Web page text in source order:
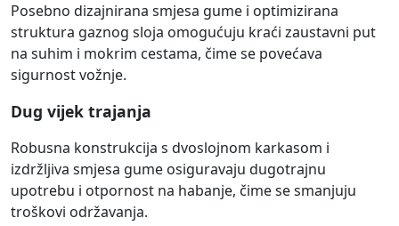
Posebno dizajnirana smjesa gume i optimizirana
struktura gaznog sloja omogućuju kraći zaustavni put
na suhim i mokrim cestama, čime se povećava
sigurnost vožnje.
Dug vijek trajanja
Robusna konstrukcija s dvoslojnom karkasom i
izdržljiva smjesa gume osiguravaju dugotrajnu
upotrebu i otpornost na habanje, čime se smanjuju
troškovi održavanja.